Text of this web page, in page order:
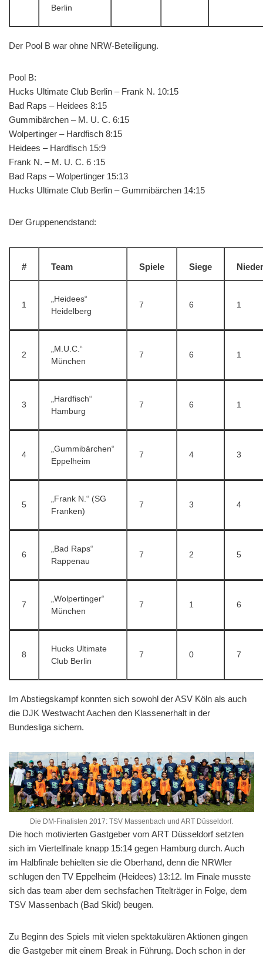
Berlin
Der Pool B war ohne NRW-Beteiligung.
Pool B:
Hucks Ultimate Club Berlin – Frank N. 10:15
Bad Raps – Heidees 8:15
Gummibärchen – M. U. C. 6:15
Wolpertinger – Hardfisch 8:15
Heidees – Hardfisch 15:9
Frank N. – M. U. C. 6 :15
Bad Raps – Wolpertinger 15:13
Hucks Ultimate Club Berlin – Gummibärchen 14:15
Der Gruppenendstand:
# Team Spiele Siege
1
„Heidees“
Heidelberg
7 6 1
2
„M.U.C.“
München
7 6 1
3
„Hardfisch“
Hamburg
7 6 1
4
„Gummibärchen“
Eppelheim
7 4 3
5
„Frank N.“ (SG
Franken)
7 3 4
6
„Bad Raps“
Rappenau
7 2 5
7
„Wolpertinger“
München
7 1 6
8
Hucks Ultimate
Club Berlin
7 0 7
Im Abstiegskampf konnten sich sowohl der ASV Köln als auch
die DJK Westwacht Aachen den Klassenerhalt in der
Bundesliga sichern.
Die DM-Finalisten 2017: TSV Massenbach und ART Düsseldorf.
Die hoch motivierten Gastgeber vom ART Düsseldorf setzten
sich im Viertelfinale knapp 15:14 gegen Hamburg durch. Auch
im Halbfinale behielten sie die Oberhand, denn die NRWler
schlugen den TV Eppelheim (Heidees) 13:12. Im Finale musste
sich das team aber dem sechsfachen Titelträger in Folge, dem
TSV Massenbach (Bad Skid) beugen.
Zu Beginn des Spiels mit vielen spektakulären Aktionen gingen
die Gastgeber mit einem Break in Führung. Doch schon in der